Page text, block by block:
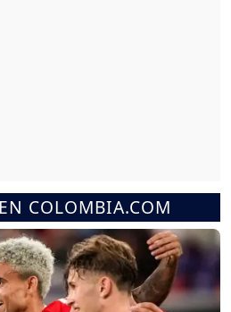
COLOMBIA.COM